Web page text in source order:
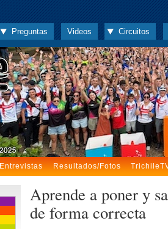
Preguntas Videos Circuitos
Entrevistas Resultados/Fotos
Aprende a poner y
de forma correcta